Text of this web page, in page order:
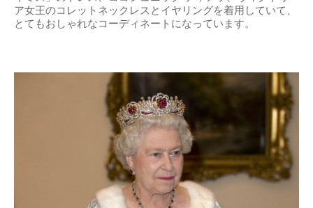
ア女王のコレットネックレスとイヤリングを着用していて、
とてもおしゃれなコーディネートになっています。